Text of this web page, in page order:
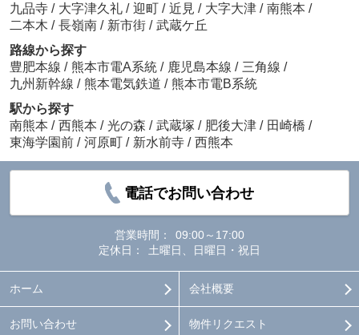
九品寺 / 大字津久礼 / 迎町 / 近見 / 大字大津 / 南熊本 /
二本木 / 長嶺南 / 新市街 / 武蔵ケ丘
路線から探す
豊肥本線 / 熊本市電A系統 / 鹿児島本線 / 三角線 /
九州新幹線 / 熊本電気鉄道 / 熊本市電B系統
駅から探す
南熊本 / 西熊本 / 光の森 / 武蔵塚 / 肥後大津 / 田崎橋 /
東海学園前 / 河原町 / 新水前寺 / 西熊本
電話でお問い合わせ
営業時間：
09:00～17:00
定休日：
土曜日、日曜日・祝日
ホーム 会社概要
お問い合わせ 物件リクエスト